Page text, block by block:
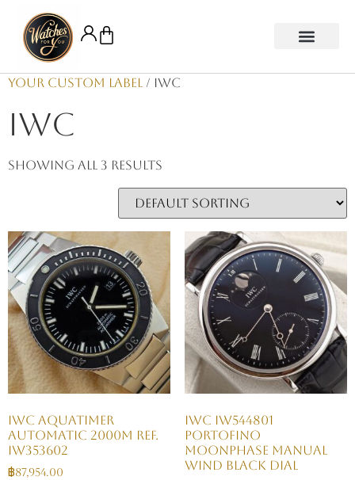
Your Custom Label / IWC
IWC
Showing all 3 results
IWC Aquatimer
Automatic 2000m Ref.
IW353602
฿87,954.00
IWC IW544801
Portofino
Moonphase Manual
Wind Black Dial